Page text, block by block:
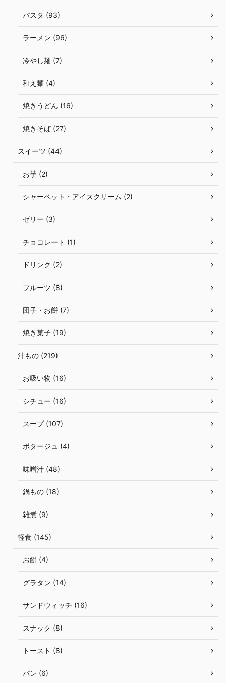
パスタ (93)
ラーメン (96)
冷やし麺 (7)
和え麺 (4)
焼きうどん (16)
焼きそば (27)
スイーツ (44)
お芋 (2)
シャーベット・アイスクリーム (2)
ゼリー (3)
チョコレート (1)
ドリンク (2)
フルーツ (8)
団子・お餅 (7)
焼き菓子 (19)
汁もの (219)
お吸い物 (16)
シチュー (16)
スープ (107)
ポタージュ (4)
味噌汁 (48)
鍋もの (18)
雑煮 (9)
軽食 (145)
お餅 (4)
グラタン (14)
サンドウィッチ (16)
スナック (8)
トースト (8)
パン (6)